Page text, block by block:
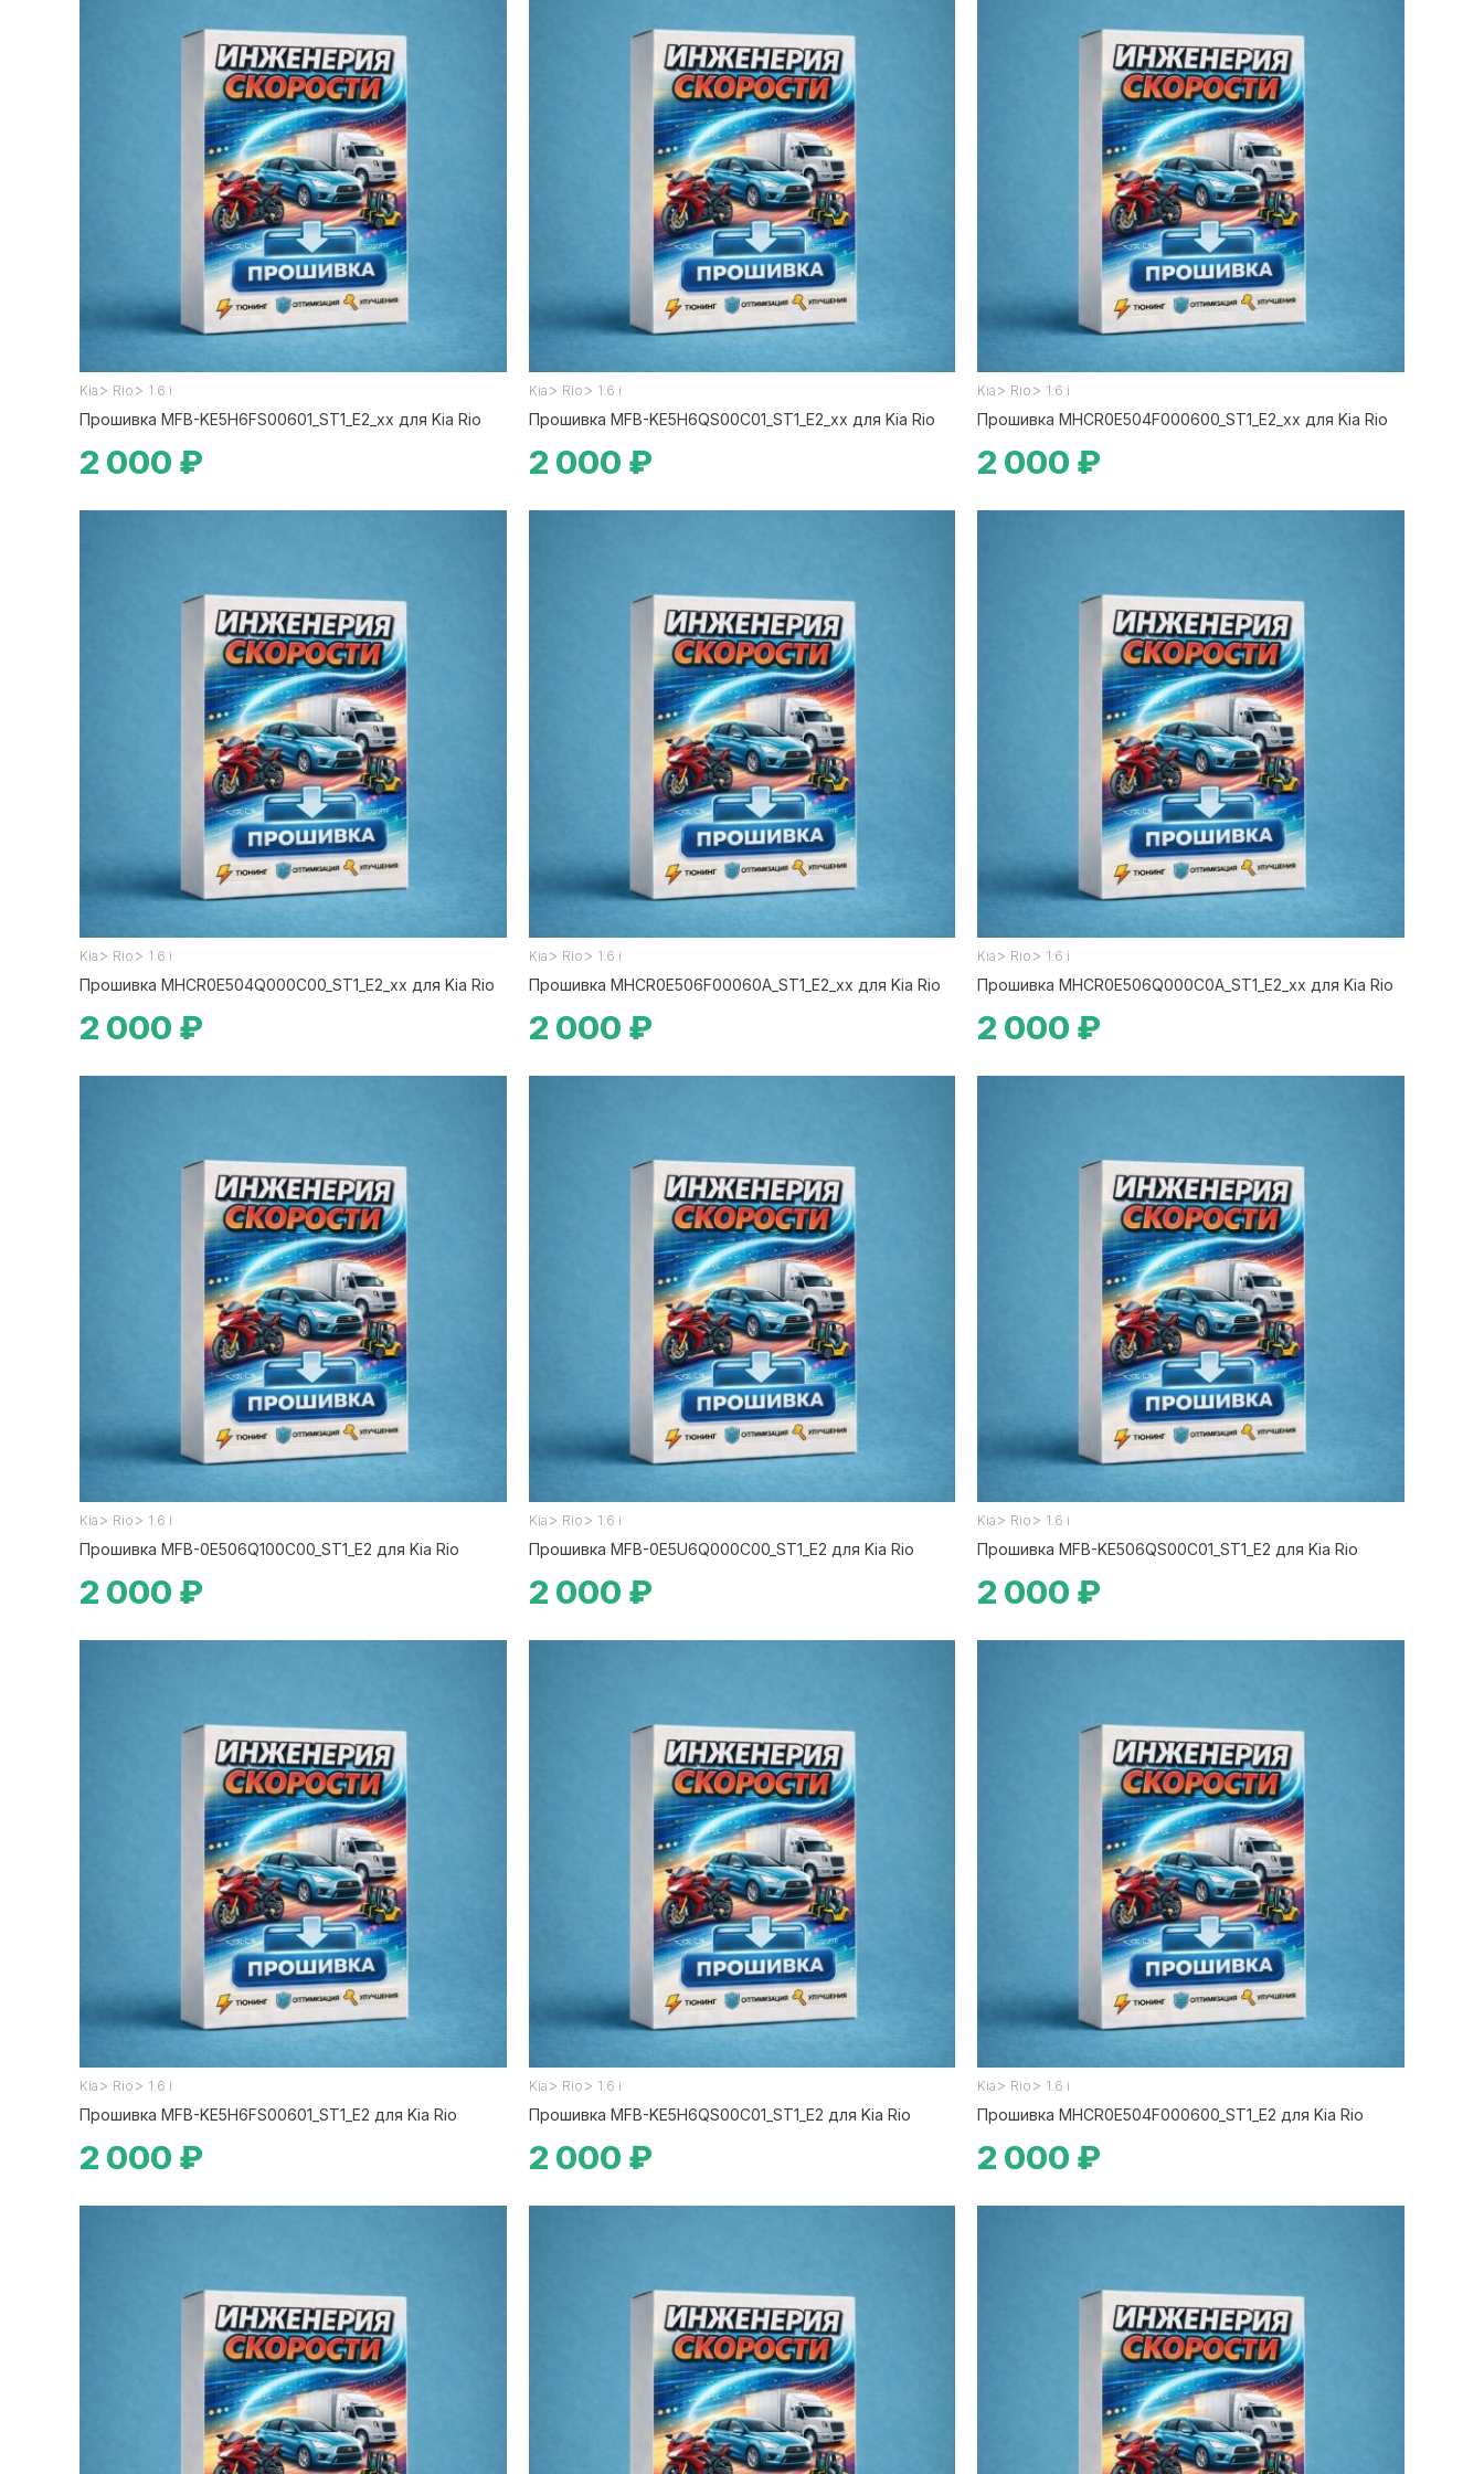
Kia > Rio > 1.6 i
Прошивка MFB-KE5H6FS00601_ST1_E2_xx для Kia Rio
2 000 ₽
Kia > Rio > 1.6 i
Прошивка MFB-KE5H6QS00C01_ST1_E2_xx для Kia Rio
2 000 ₽
Kia > Rio > 1.6 i
Прошивка MHCR0E504F000600_ST1_E2_xx для Kia Rio
2 000 ₽
Kia > Rio > 1.6 i
Прошивка MHCR0E504Q000C00_ST1_E2_xx для Kia Rio
2 000 ₽
Kia > Rio > 1.6 i
Прошивка MHCR0E506F00060A_ST1_E2_xx для Kia Rio
2 000 ₽
Kia > Rio > 1.6 i
Прошивка MHCR0E506Q000C0A_ST1_E2_xx для Kia Rio
2 000 ₽
Kia > Rio > 1.6 i
Прошивка MFB-0E506Q100C00_ST1_E2 для Kia Rio
2 000 ₽
Kia > Rio > 1.6 i
Прошивка MFB-0E5U6Q000C00_ST1_E2 для Kia Rio
2 000 ₽
Kia > Rio > 1.6 i
Прошивка MFB-KE506QS00C01_ST1_E2 для Kia Rio
2 000 ₽
Kia > Rio > 1.6 i
Прошивка MFB-KE5H6FS00601_ST1_E2 для Kia Rio
2 000 ₽
Kia > Rio > 1.6 i
Прошивка MFB-KE5H6QS00C01_ST1_E2 для Kia Rio
2 000 ₽
Kia > Rio > 1.6 i
Прошивка MHCR0E504F000600_ST1_E2 для Kia Rio
2 000 ₽